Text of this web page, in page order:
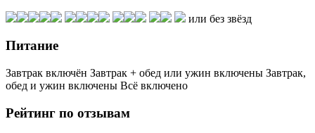
или без звёзд
Питание
Завтрак включён Завтрак + обед или ужин включены Завтрак,
обед и ужин включены Всё включено
Рейтинг по отзывам